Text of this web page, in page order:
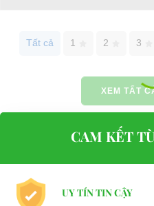
Tất cả 1 2 3
XEM TẤT
CAM KẾT
UY TÍN TIN CẬY